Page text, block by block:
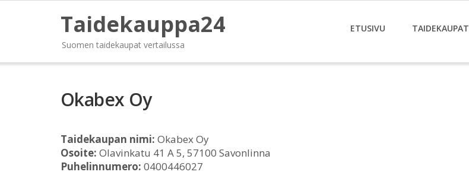
Taidekauppa24
Suomen taidekaupat vertailussa
ETUSIVU TAIDEKAUPAT
Okabex Oy
Taidekaupan nimi: Okabex Oy
Osoite: Olavinkatu 41 A 5, 57100 Savonlinna
Puhelinnumero: 0400446027